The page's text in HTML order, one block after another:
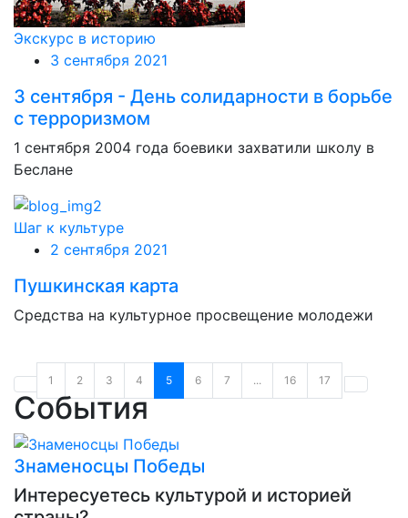
Экскурс в историю
3 сентября 2021
3 сентября - День солидарности в борьбе
с терроризмом
1 сентября 2004 года боевики захватили школу в
Беслане
Шаг к культуре
2 сентября 2021
Пушкинская карта
Средства на культурное просвещение молодежи
1 2 3 4 5 6 7 ... 16 17
События
Знаменосцы Победы
Интересуетесь культурой и историей